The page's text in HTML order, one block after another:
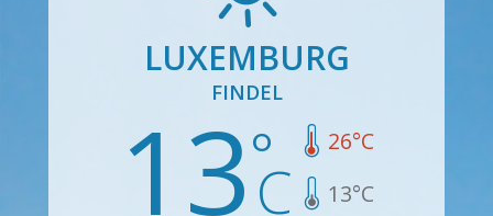
LUXEMBURG
FINDEL
13 26°C
13°C